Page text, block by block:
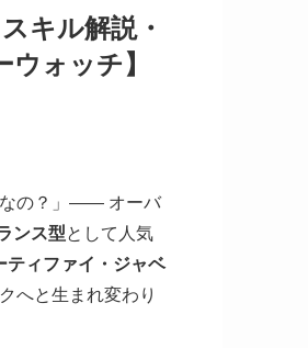
キル解説・
ォッチ】
なの？」—— オーバ
ンス型として人気
ティファイ・ジャベ
へと生まれ変わり